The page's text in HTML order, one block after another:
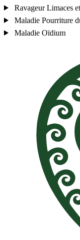
RavageurLimaces
Maladie Pourriture
Maladie Oïdium